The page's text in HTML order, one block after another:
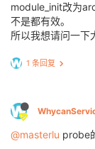
module_init改为
不是都有效。
所以我想请问一下
1 条回复
@masterlu probe